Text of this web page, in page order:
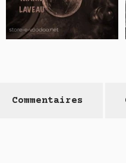
Commentaires